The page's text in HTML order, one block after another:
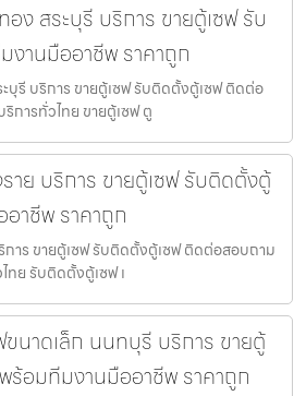
อง สระบุรี บริการ ขายตู้เซฟ รับ
านมืออาชีพ ราคาถูก
บุรี บริการ ขายตู้เซฟ รับติดตั้งตู้เซฟ ติดต่อ
การทั่วไทย ขายตู้เซฟ ตู
าย บริการ ขายตู้เซฟ รับติดตั้งตู้
าชีพ ราคาถูก
การ ขายตู้เซฟ รับติดตั้งตู้เซฟ ติดต่อสอบถาม
ทย รับติดตั้งตู้เซฟ เ
นาดเล็ก นนทบุรี บริการ ขายตู้
ร้อมทีมงานมืออาชีพ ราคาถูก